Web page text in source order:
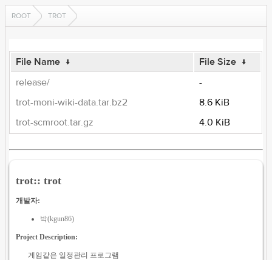
ROOT TROT
File Name ↓ File Size ↓
release/
-
trot-moni-wiki-data.tar.bz2
8.6 KiB
trot-scmroot.tar.gz
4.0 KiB
trot:: trot
개발자:
박(kgun86)
Project Description:
게임같은 일정관리 프로그램